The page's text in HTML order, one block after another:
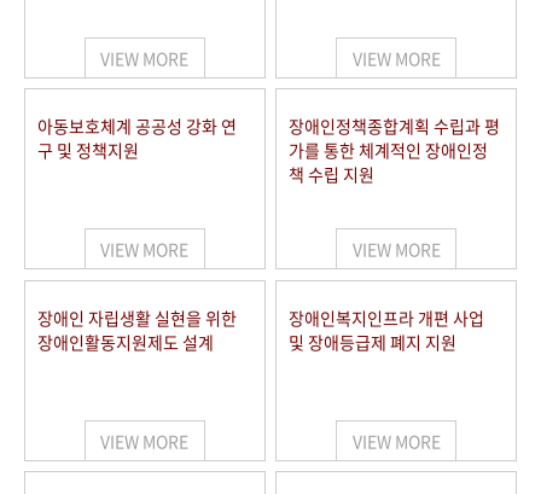
VIEW MORE VIEW MORE
아동보호체계 공공성 강화 연
구 및 정책지원
VIEW MORE
장애인정책종합계획 수립과 평
가를 통한 체계적인 장애인정
책 수립 지원
VIEW MORE
장애인 자립생활 실현을 위한
장애인활동지원제도 설계
VIEW MORE
장애인복지인프라 개편 사업
및 장애등급제 폐지 지원
VIEW MORE